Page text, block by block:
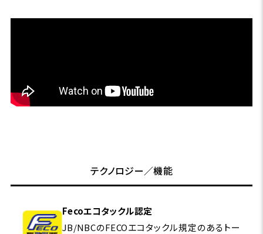
テクノロジー／機能
Fecoエコタックル認定
JB/NBCのFECOエコタックル規定のあるトー